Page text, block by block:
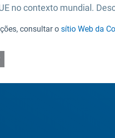
no contexto mundial.
consultar o sítio Web da